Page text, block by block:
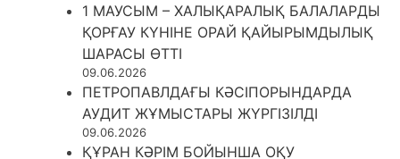
1 МАУСЫМ – ХАЛЫҚАРАЛЫҚ БАЛАЛАРДЫ
ҚОРҒАУ КҮНІНЕ ОРАЙ ҚАЙЫРЫМДЫЛЫҚ
ШАРАСЫ ӨТТІ
09.06.2026
ПЕТРОПАВЛДАҒЫ КӘСІПОРЫНДАРДА
АУДИТ ЖҰМЫСТАРЫ ЖҮРГІЗІЛДІ
09.06.2026
ҚҰРАН КӘРІМ БОЙЫНША ОҚУ